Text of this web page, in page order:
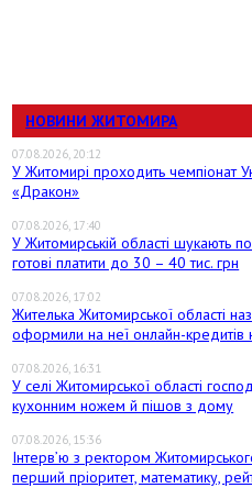
НОВИНИ ЖИТОМИРА
07.08.2026, 20:12
У Житомирі проходить чемпіонат
«Дракон»
07.08.2026, 17:40
У Житомирській області шукають
готові платити до 30 – 40 тис. грн
07.08.2026, 17:02
Жителька Житомирської області
оформили на неї онлайн-кредитів
07.08.2026, 16:31
У селі Житомирської області
кухонним ножем й пішов з дому
07.08.2026, 15:36
Інтерв’ю з ректором
перший пріоритет, математику,